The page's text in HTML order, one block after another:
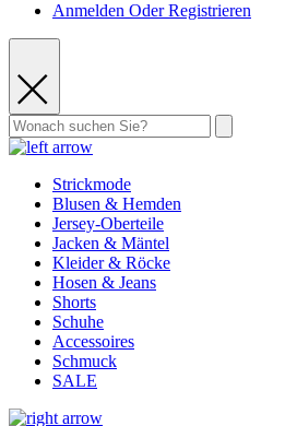
Anmelden Oder Registrieren
Strickmode
Blusen & Hemden
Jersey-Oberteile
Jacken & Mäntel
Kleider & Röcke
Hosen & Jeans
Shorts
Schuhe
Accessoires
Schmuck
SALE